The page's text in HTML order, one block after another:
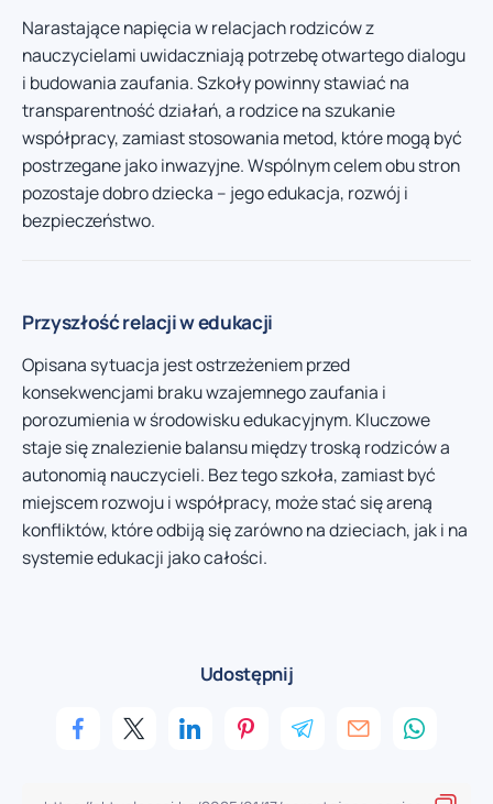
Narastające napięcia w relacjach rodziców z
nauczycielami uwidaczniają potrzebę otwartego dialogu
i budowania zaufania. Szkoły powinny stawiać na
transparentność działań, a rodzice na szukanie
współpracy, zamiast stosowania metod, które mogą być
postrzegane jako inwazyjne. Wspólnym celem obu stron
pozostaje dobro dziecka – jego edukacja, rozwój i
bezpieczeństwo.
Przyszłość relacji w edukacji
Opisana sytuacja jest ostrzeżeniem przed
konsekwencjami braku wzajemnego zaufania i
porozumienia w środowisku edukacyjnym. Kluczowe
staje się znalezienie balansu między troską rodziców a
autonomią nauczycieli. Bez tego szkoła, zamiast być
miejscem rozwoju i współpracy, może stać się areną
konfliktów, które odbiją się zarówno na dzieciach, jak i na
systemie edukacji jako całości.
Udostępnij